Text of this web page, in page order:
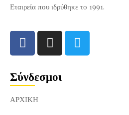
Εταιρεία που ιδρύθηκε το 1991.
Σύνδεσμοι
ΑΡΧΙΚΉ